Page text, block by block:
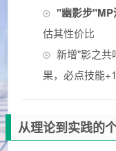
"幽影步"MP
估其性价比
新增"影之共
果，必点技能+1
从理论到实践的